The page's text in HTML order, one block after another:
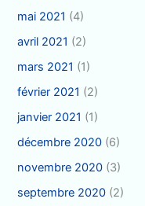
mai 2021 (4)
avril 2021 (2)
mars 2021 (1)
février 2021 (2)
janvier 2021 (1)
décembre 2020 (6)
novembre 2020 (3)
septembre 2020 (2)